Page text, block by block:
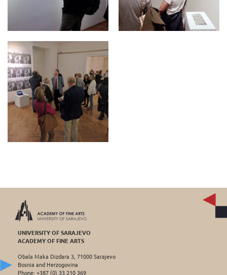
UNIVERSITY OF SARAJEVO
ACADEMY OF FINE ARTS
Obala Maka Dizdara 3, 71000 Sarajevo
Bosnia and Herzogovina
Phone: +387 (0) 33 210 369